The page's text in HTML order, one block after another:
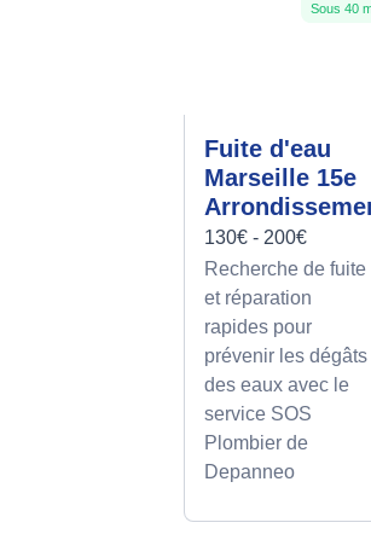
Sous 40
Fuite d'eau
Marseille 15e
130€ - 200€
Recherche de fuite
et réparation
rapides pour
prévenir les dégâts
des eaux avec le
service SOS
Plombier de
Depanneo